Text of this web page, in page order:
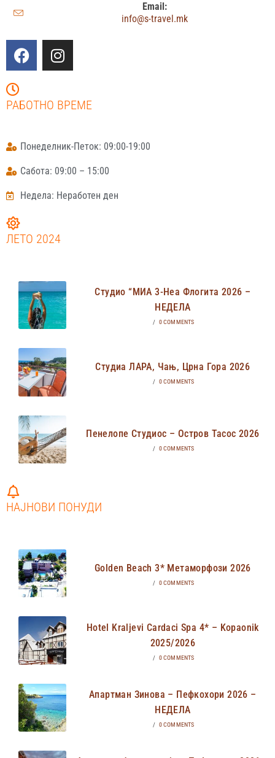
Email:
info@s-travel.mk
РАБОТНО ВРЕМЕ
Понеделник-Петок: 09:00-19:00
Сабота: 09:00 – 15:00
Недела: Неработен ден
ЛЕТО 2024
Студио “МИА 3-Неа Флогита 2026 –
НЕДЕЛА
/ 0 COMMENTS
Студиа ЛАРА, Чањ, Црна Гора 2026
/ 0 COMMENTS
Пенелопе Студиос – Остров Тасос 2026
/ 0 COMMENTS
НАЈНОВИ ПОНУДИ
Golden Beach 3* Метаморфози 2026
/ 0 COMMENTS
Hotel Kraljevi Cardaci Spa 4* – Kopaonik
2025/2026
/ 0 COMMENTS
Апартман Зинова – Пефкохори 2026 –
НЕДЕЛА
/ 0 COMMENTS